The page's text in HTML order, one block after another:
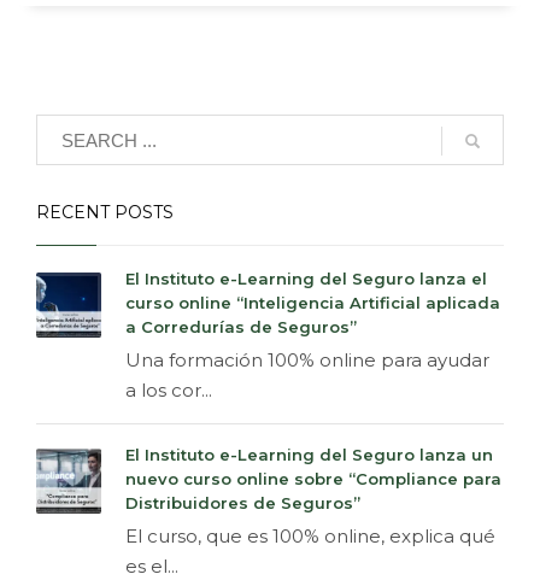
RECENT POSTS
El Instituto e-Learning del Seguro lanza el
curso online “Inteligencia Artificial aplicada
a Corredurías de Seguros”
Una formación 100% online para ayudar
a los cor...
El Instituto e-Learning del Seguro lanza un
nuevo curso online sobre “Compliance para
Distribuidores de Seguros”
El curso, que es 100% online, explica qué
es el...